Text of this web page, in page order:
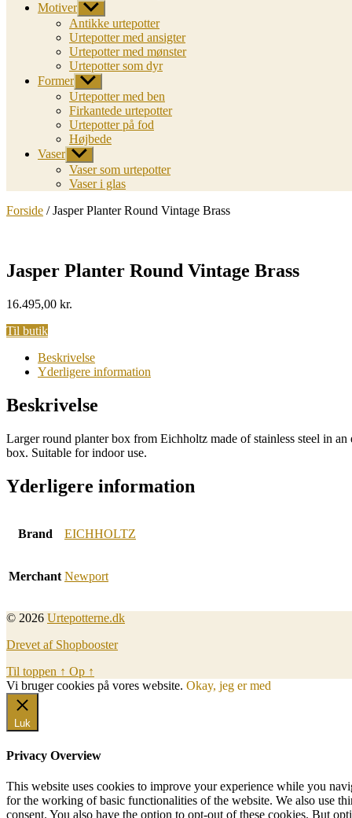
Motiver Vis
undermenu
Antikke urtepotter
Urtepotter med ansigter
Urtepotter med mønster
Urtepotter som dyr
Former Vis
undermenu
Urtepotter med ben
Firkantede urtepotter
Urtepotter på fod
Højbede
Vaser Vis
undermenu
Vaser som urtepotter
Vaser i glas
Forside / Jasper Planter Round Vintage Brass
Jasper Planter Round Vintage Brass
16.495,00 kr.
Til butik
Beskrivelse
Yderligere information
Beskrivelse
Larger round planter box from Eichholtz made of stainless steel in
box. Suitable for indoor use.
Yderligere information
Brand EICHHOLTZ
Merchant Newport
© 2026 Urtepotterne.dk
Drevet af Shopbooster
Til toppen ↑ Op ↑
Vi bruger cookies på vores website. Okay, jeg er med
Luk
Privacy Overview
This website uses cookies to improve your experience while you
for the working of basic functionalities of the website. We also use
consent. You also have the option to opt-out of these cookies. But